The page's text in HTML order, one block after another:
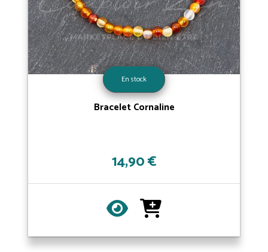
En stock
Bracelet Cornaline
14,90 €